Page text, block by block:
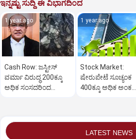
ಇನ್ನಷ್ಟು ಸುದ್ದಿ ಈ ವಿಭಾಗದಿಂದ
1 year ago
Cash Row: ಜಸ್ಟೀಸ್‌
ವರ್ಮಾ ವಿರುದ್ಧ 200ಕ್ಕೂ
ಅಧಿಕ ಸಂಸದರಿಂದ
1 year ago
Stock Market:
ಷೇರುಪೇಟೆ ಸೂಚ್ಯಂಕ
400ಕ್ಕೂ ಅಧಿಕ ಅಂಕ
LATEST NEWS